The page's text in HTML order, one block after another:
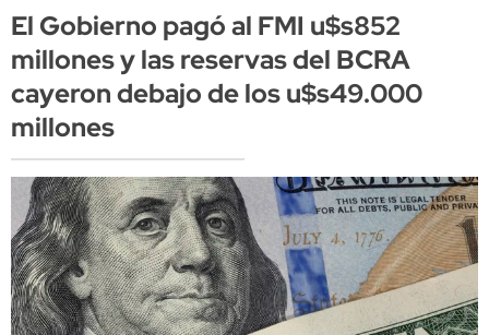
El Gobierno pagó al FMI u$s852
millones y las reservas del BCRA
cayeron debajo de los u$s49.000
millones